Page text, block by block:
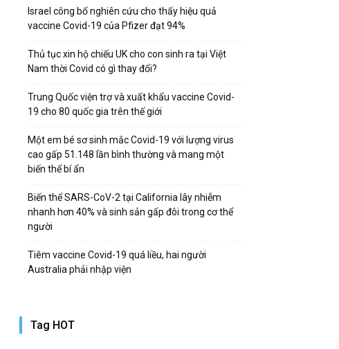
Israel công bố nghiên cứu cho thấy hiệu quả
vaccine Covid-19 của Pfizer đạt 94%
Thủ tục xin hộ chiếu UK cho con sinh ra tại Việt
Nam thời Covid có gì thay đổi?
Trung Quốc viện trợ và xuất khẩu vaccine Covid-
19 cho 80 quốc gia trên thế giới
Một em bé sơ sinh mắc Covid-19 với lượng virus
cao gấp 51.148 lần bình thường và mang một
biến thể bí ẩn
Biến thể SARS-CoV-2 tại California lây nhiễm
nhanh hơn 40% và sinh sản gấp đôi trong cơ thể
người
Tiêm vaccine Covid-19 quá liều, hai người
Australia phải nhập viện
Tag HOT